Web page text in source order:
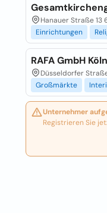
Hanauer Straße 13
Einrichtungen
RAFA GmbH
Düsseldorfer
Großmärkte
Unternehmer
Registrieren Sie